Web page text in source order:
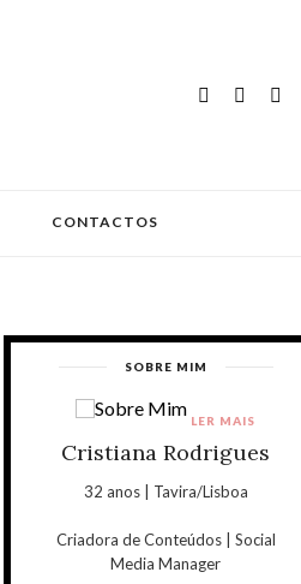
CONTACTOS
SOBRE MIM
Cristiana Rodrigues
32 anos | Tavira/Lisboa
Criadora de Conteúdos | Social
Media Manager
LER MAIS